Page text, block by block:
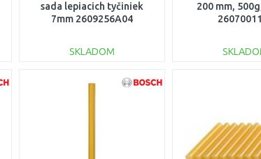
sada lepiacich tyčiniek
7mm 2609256A04
SKLADOM
DO KOŠÍKA
200 mm,